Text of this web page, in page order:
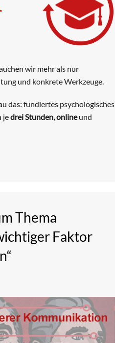
wir mehr als nur
und konkrete Werkzeuge.
das: fundiertes psychologisches
jedrei Stunden, onlineund
Thema
Faktor